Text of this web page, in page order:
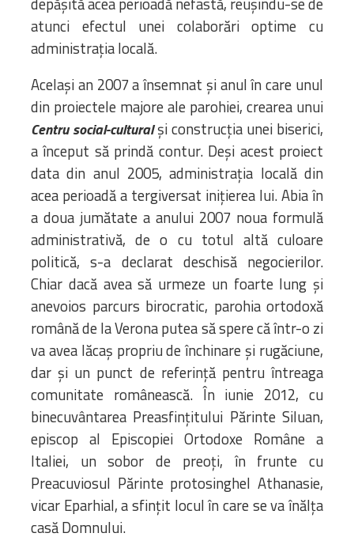
atunci efectul unei colaborări optime cu
administrația locală.
Același an 2007 a însemnat și anul în care unul
din proiectele majore ale parohiei, crearea unui
Centru social-culturalși construcția unei biserici,
a început să prindă contur. Deși acest proiect
data din anul 2005, administrația locală din
acea perioadă a tergiversat inițierea lui. Abia în
a doua jumătate a anului 2007 noua formulă
administrativă, de o cu totul altă culoare
politică, s-a declarat deschisă negocierilor.
Chiar dacă avea să urmeze un foarte lung și
anevoios parcurs birocratic, parohia ortodoxă
română de la Verona putea să spere că într-o zi
va avea lăcaș propriu de închinare și rugăciune,
dar și un punct de referință pentru întreaga
comunitate românească. În iunie 2012, cu
binecuvântarea Preasfințitului Părinte Siluan,
episcop al Episcopiei Ortodoxe Române a
Italiei, un sobor de preoți, în frunte cu
Preacuviosul Părinte protosinghel Athanasie,
vicar Eparhial, a sfințit locul în care se va înălța
casă Domnului.